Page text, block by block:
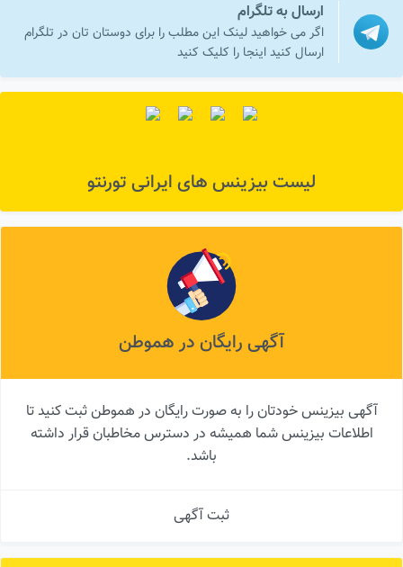
ارسال به تلگرام
اگر می خواهید لینک این مطلب را برای دوستان تان در تلگرام
ارسال کنید اینجا را کلیک کنید
لیست بیزینس های ایرانی تورنتو
آگهی رایگان در هموطن
آگهی بیزینس خودتان را به صورت رایگان در هموطن ثبت کنید تا
اطلاعات بیزینس شما همیشه در دسترس مخاطبان قرار داشته
باشد.
ثبت آگهی